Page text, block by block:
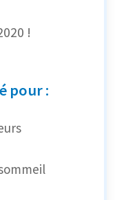
!
pour :